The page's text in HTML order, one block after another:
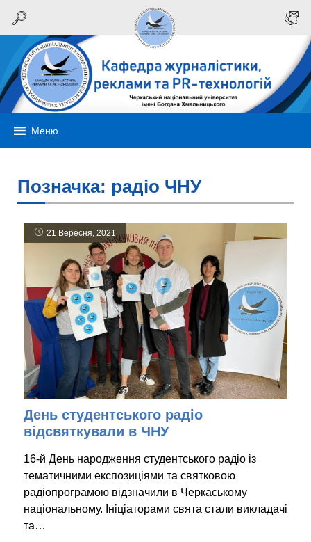
Меню
Позначка: радіо ЧНУ
21 Вересня, 2021
День студентського радіо
відсвяткували в ЧНУ
16-й День народження студентського радіо із
тематичними експозиціями та святковою
радіопрограмою відзначили в Черкаському
національному. Ініціаторами свята стали викладачі
та…